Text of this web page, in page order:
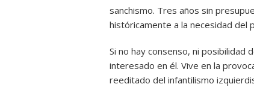
sanchismo. Tres años sin
históricamente a la necesidad del
Si no hay consenso, ni posibilidad
interesado en él. Vive en la
reeditado del infantilismo